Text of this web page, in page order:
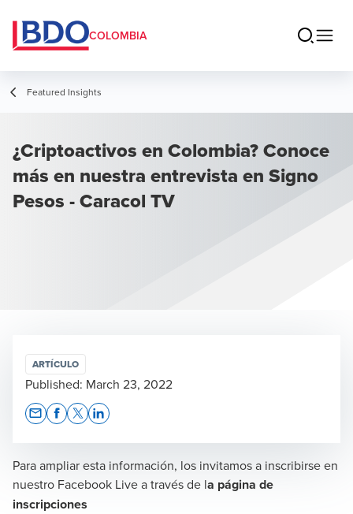
COLOMBIA
Featured Insights
¿Criptoactivos en Colombia? Conoce
más en nuestra entrevista en Signo
Pesos - Caracol TV
Para ampliar esta información, los invitamos a inscribirse en
nuestro Facebook Live a través de la página de
inscripciones
ARTÍCULO
Published: March 23, 2022